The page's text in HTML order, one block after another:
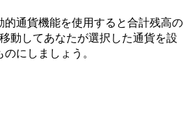
通貨機能を使用すると合計残高の
動してあなたが選択した通貨を設
にしましょう。